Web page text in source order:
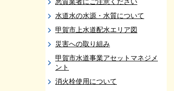
悪質業者にご注意ください
水道水の水源・水質について
甲賀市上水道配水エリア図
災害への取り組み
甲賀市水道事業アセットマネジメ
ント
消火栓使用について